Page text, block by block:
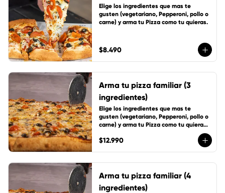
Elige los ingredientes que mas te
gusten (vegetariano, Pepperoni, pollo o
carne) y arma tu Pizza como tu quieras.
$8.490
Arma tu pizza familiar (3
ingredientes)
Elige los ingredientes que mas te
gusten (vegetariano, Pepperoni, pollo o
carne) y arma tu Pizza como tu quieras,
$12.990
Arma tu pizza familiar (4
ingredientes)